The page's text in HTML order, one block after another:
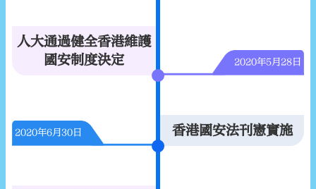
2020年5月28日
人大通過健全香港維護
國安制度決定
2020年6月30日 香港國安法刊憲實施